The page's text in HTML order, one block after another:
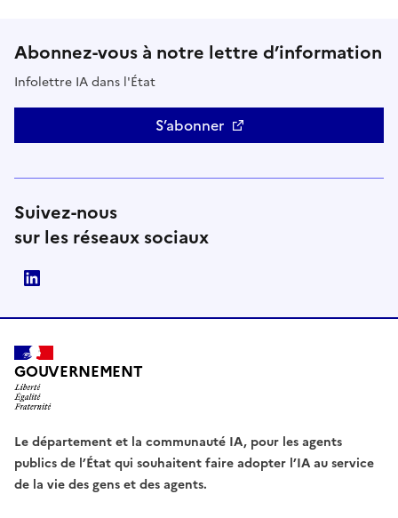
Abonnez-vous à notre lettre d’information
Infolettre IA dans l'État
S’abonner
Suivez-nous
sur les réseaux sociaux
GOUVERNEMENT
Le département et la communauté IA, pour les agents
publics de l’État qui souhaitent faire adopter l’IA au service
de la vie des gens et des agents.